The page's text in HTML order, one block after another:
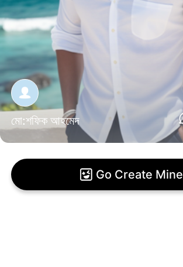
মো:শফিক আহমেদ
Go Create Mine